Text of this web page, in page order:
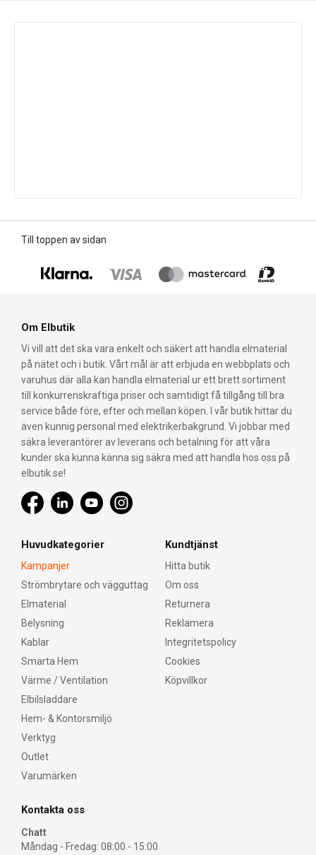
Till toppen av sidan
Om Elbutik
Vi vill att det ska vara enkelt och säkert att handla elmaterial
på nätet och i butik. Vårt mål är att erbjuda en webbplats och
varuhus där alla kan handla elmaterial ur ett brett sortiment
till konkurrenskraftiga priser och samtidigt få tillgång till bra
service både före, efter och mellan köpen. I vår butik hittar du
även kunnig personal med elektrikerbakgrund. Vi jobbar med
säkra leverantörer av leverans och betalning för att våra
kunder ska kunna känna sig säkra med att handla hos oss på
elbutik.se!
Huvudkategorier
Kampanjer
Strömbrytare och vägguttag
Elmaterial
Belysning
Kablar
Smarta Hem
Värme / Ventilation
Elbilsladdare
Hem- & Kontorsmiljö
Verktyg
Outlet
Varumärken
Kundtjänst
Hitta butik
Om oss
Returnera
Reklamera
Integritetspolicy
Cookies
Köpvillkor
Kontakta oss
Chatt
Måndag - Fredag: 08:00 - 15:00